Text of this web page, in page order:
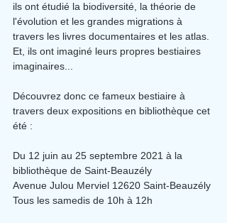
ils ont étudié la biodiversité, la théorie de
l'évolution et les grandes migrations à
travers les livres documentaires et les atlas.
Et, ils ont imaginé leurs propres bestiaires
imaginaires...
Découvrez donc ce fameux bestiaire à
travers deux expositions en bibliothèque cet
été :
Du 12 juin au 25 septembre 2021 à la
bibliothèque de Saint-Beauzély
Avenue Julou Merviel 12620 Saint-Beauzély
Tous les samedis de 10h à 12h